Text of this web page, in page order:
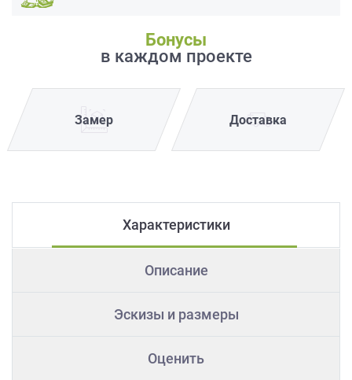
Бонусы
в каждом проекте
Замер Доставка
Характеристики
Описание
Эскизы и размеры
Оценить